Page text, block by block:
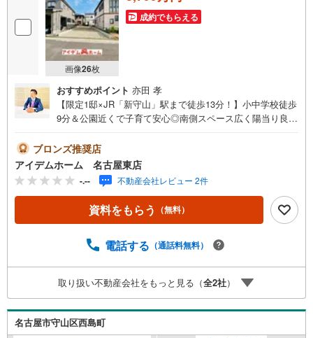
画像26枚
成約でもらえる
おすすめポイント 亦田 孝
【限定1邸×JR「新守山」駅まで徒歩13分！】小中学校徒歩
9分＆公園近くで子育て安心◎南側スペース広く陽当り良好
い合わせお待ちしております☆ ＼守山区第2永森町☆限定1
邸/当日のご来店・ご見学、大歓迎♪【安心】まもりすまい
保険【充実】浴室暖房乾燥機、浄水器、LOW-Eペアガラ
ス 電気施錠スマートコントロールキー■JR中央本
線「新守山」駅 徒歩13分（約1000m）■二城小学校 :徒歩
9分（約650m）■守山西中学校:徒歩9分（約700m）＜自己
ら見たい！聞きたい！にスピード対応！*自己資金なしでも
ご不安な方もおまかせください！弊社HPにて物件のルーム
ツアーMOVIEを公開中!!写真だけでは伝わらない物件の魅
力をたっぷりご紹介しております♪さらに店内には豊富な
物件資料や発売予定物件等ございます☆
ブロンズ推奨店
アイデムホーム 名古屋東店
-.-- 不動産会社レビュー 2件
資料をもらう （無料）
電話する （通話料無料）
取り扱い不動産会社をもっと見る（全2社）
名古屋市守山区西島町